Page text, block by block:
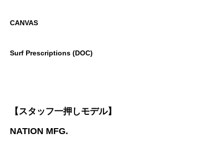
CANVAS
Surf Prescriptions (DOC)
【スタッフ一押しモデル】
NATION MFG.